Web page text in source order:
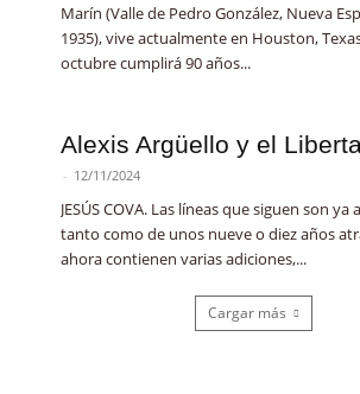
Marín (Valle de Pedro González, Nueva
1935), vive actualmente en Houston,
octubre cumplirá 90 años...
Alexis Argüello y el
- 12/11/2024
JESÚS COVA. Las líneas que siguen son ya
tanto como de unos nueve o diez años
ahora contienen varias adiciones,...
Cargar más